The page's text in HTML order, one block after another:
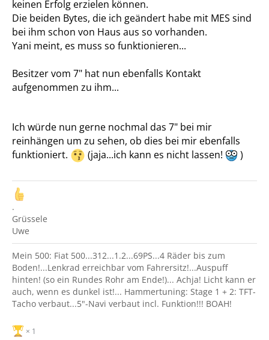
keinen Erfolg erzielen können.
Die beiden Bytes, die ich geändert habe mit MES sind
bei ihm schon von Haus aus so vorhanden.
Yani meint, es muss so funktionieren...
Besitzer vom 7" hat nun ebenfalls Kontakt
aufgenommen zu ihm...
Ich würde nun gerne nochmal das 7" bei mir
reinhängen um zu sehen, ob dies bei mir ebenfalls
funktioniert.
(jaja...ich kann es nicht lassen! )
.
Grüssele
Uwe
Mein 500: Fiat 500...312...1.2...69PS...4 Räder bis zum
Boden!...Lenkrad erreichbar vom Fahrersitz!...Auspuff
hinten! (so ein Rundes Rohr am Ende!)... Achja! Licht kann er
auch, wenn es dunkel ist!... Hammertuning: Stage 1 + 2: TFT-
Tacho verbaut...5"-Navi verbaut incl. Funktion!!! BOAH!
1